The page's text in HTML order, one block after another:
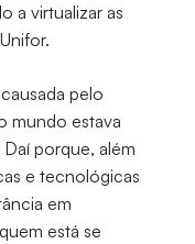
a virtualizar as
pelo
mundo estava
porque, além
e tecnológicas
em
está se